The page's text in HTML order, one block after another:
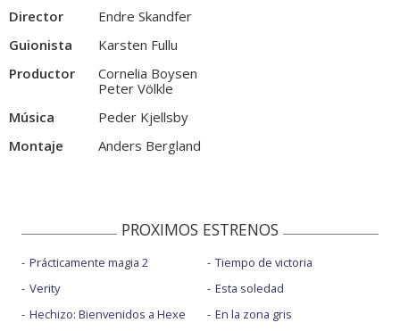
Director
Endre Skandfer
Guionista
Karsten Fullu
Productor
Cornelia Boysen
Peter Völkle
Música
Peder Kjellsby
Montaje
Anders Bergland
PROXIMOS ESTRENOS
Prácticamente magia 2
Verity
Hechizo: Bienvenidos a Hexe
Tiempo de victoria
Esta soledad
En la zona gris